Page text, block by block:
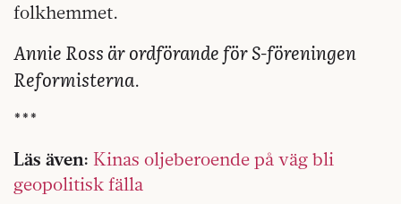
folkhemmet.
Annie Ross är ordförande för S-föreningen
Reformisterna.
***
Läs även: Kinas oljeberoende på väg bli
geopolitisk fälla